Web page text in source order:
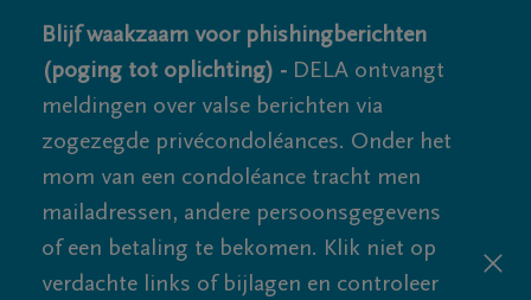
Blijf waakzaam voor phishingberichten
(poging tot oplichting) - DELA ontvangt
meldingen over valse berichten via
zogezegde privécondoléances. Onder het
mom van een condoléance tracht men
mailadressen, andere persoonsgegevens
of een betaling te bekomen. Klik niet op
verdachte links of bijlagen en controleer